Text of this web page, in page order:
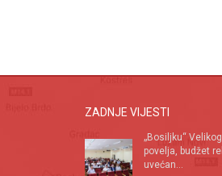
ZADNJE VIJESTI
„Bosiljku“
povelja, budžet
uvećan...